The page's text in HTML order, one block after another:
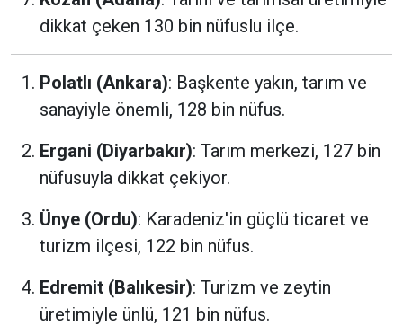
dikkat çeken 130 bin nüfuslu ilçe.
Polatlı (Ankara): Başkente yakın, tarım ve
sanayiyle önemli, 128 bin nüfus.
Ergani (Diyarbakır): Tarım merkezi, 127 bin
nüfusuyla dikkat çekiyor.
Ünye (Ordu): Karadeniz'in güçlü ticaret ve
turizm ilçesi, 122 bin nüfus.
Edremit (Balıkesir): Turizm ve zeytin
üretimiyle ünlü, 121 bin nüfus.